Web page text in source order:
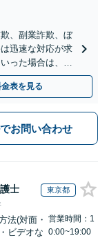
、副業詐欺、ぼ
迅速な対応が求
った場合は、お
可】
表を見る
お問い合わせ
士 東京都
法(対面・
ビデオな
営業時間：1
0:00~19:00